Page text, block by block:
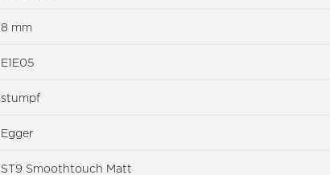
8 mm
E1E05
stumpf
Egger
ST9 Smoothtouch Matt